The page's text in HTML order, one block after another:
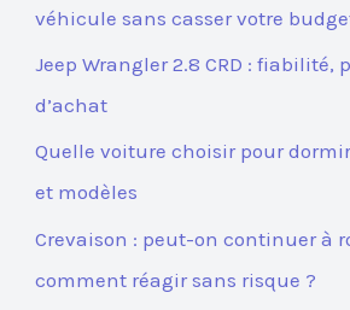
véhicule sans casser votre
Jeep Wrangler 2.8 CRD : fiabilité,
d’achat
Quelle voiture choisir pour
et modèles
Crevaison : peut-on continuer à
comment réagir sans risque ?